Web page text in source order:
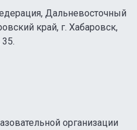
Дальневосточный
край, г. Хабаровск,
организации